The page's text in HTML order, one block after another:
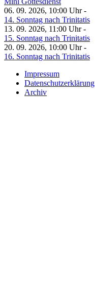
06. 09. 2026, 10:00 Uhr -
14. Sonntag nach Trinitatis
13. 09. 2026, 11:00 Uhr -
15. Sonntag nach Trinitatis
20. 09. 2026, 10:00 Uhr -
16. Sonntag nach Trinitatis
Impressum
Datenschutzerklärung
Archiv